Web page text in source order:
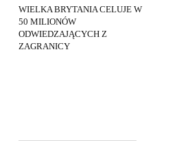
WIELKA BRYTANIA CELUJE W
50 MILIONÓW
ODWIEDZAJĄCYCH Z
ZAGRANICY